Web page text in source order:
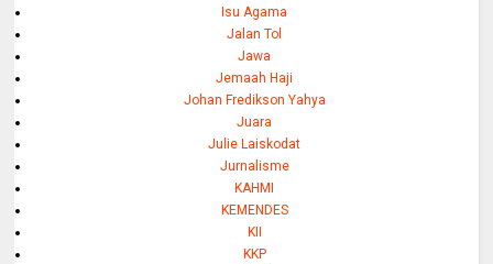
Isu Agama
Jalan Tol
Jawa
Jemaah Haji
Johan Fredikson Yahya
Juara
Julie Laiskodat
Jurnalisme
KAHMI
KEMENDES
KII
KKP